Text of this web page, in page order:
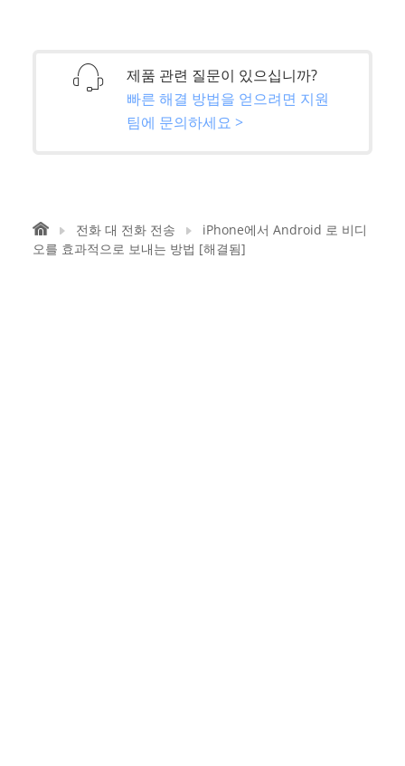
제품 관련 질문이 있으십니까?
빠른 해결 방법을 얻으려면 지원
팀에 문의하세요 >
전화 대 전화 전송
iPhone에서 Android 로 비디
오를 효과적으로 보내는 방법 [해결됨]